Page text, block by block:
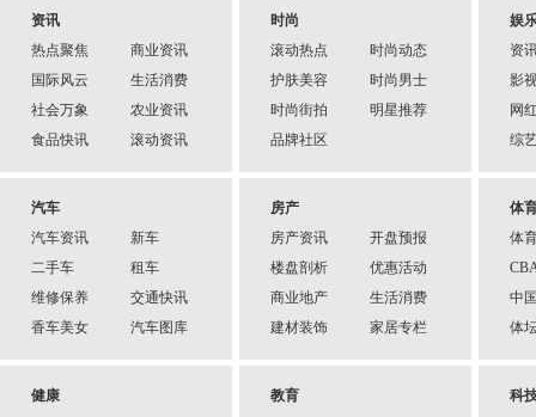
资讯
热点聚焦
商业资讯
国际风云
生活消费
社会万象
农业资讯
食品快讯
滚动资讯
时尚
滚动热点
时尚动态
护肤美容
时尚男士
时尚街拍
明星推荐
品牌社区
娱
资
影
网
综
汽车
汽车资讯
新车
二手车
租车
维修保养
交通快讯
香车美女
汽车图库
房产
房产资讯
开盘预报
楼盘剖析
优惠活动
商业地产
生活消费
建材装饰
家居专栏
体
体
中
体
健康 教育 科